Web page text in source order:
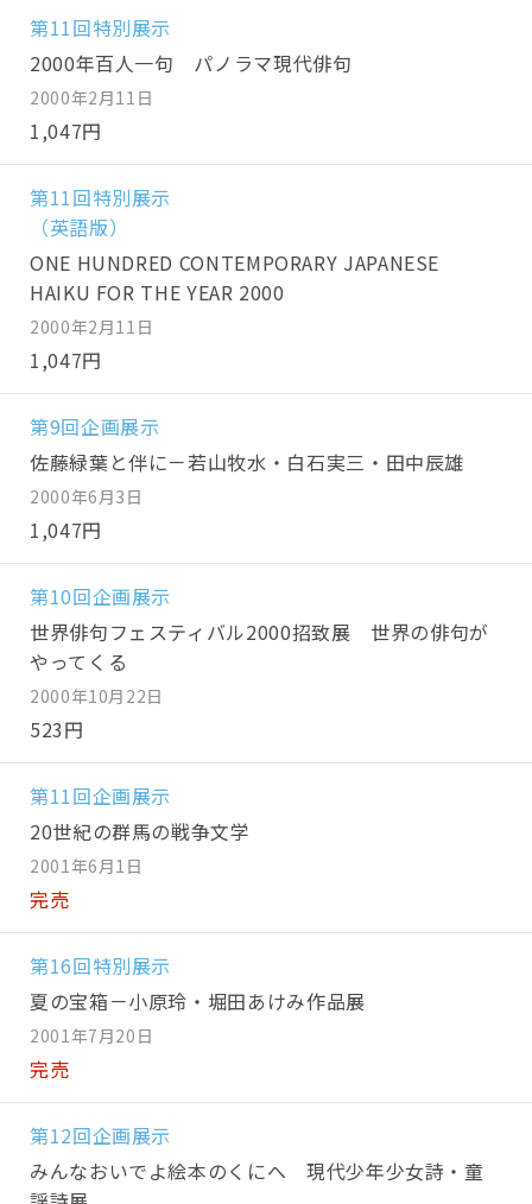
第11回特別展示
2000年百人一句 パノラマ現代俳句
2000年2月11日
1,047円
第11回特別展示
（英語版）
ONE HUNDRED CONTEMPORARY JAPANESE
HAIKU FOR THE YEAR 2000
2000年2月11日
1,047円
第9回企画展示
佐藤緑葉と伴に－若山牧水・白石実三・田中辰雄
2000年6月3日
1,047円
第10回企画展示
世界俳句フェスティバル2000招致展 世界の俳句が
やってくる
2000年10月22日
523円
第11回企画展示
20世紀の群馬の戦争文学
2001年6月1日
完売
第16回特別展示
夏の宝箱－小原玲・堀田あけみ作品展
2001年7月20日
完売
第12回企画展示
みんなおいでよ絵本のくにへ 現代少年少女詩・童